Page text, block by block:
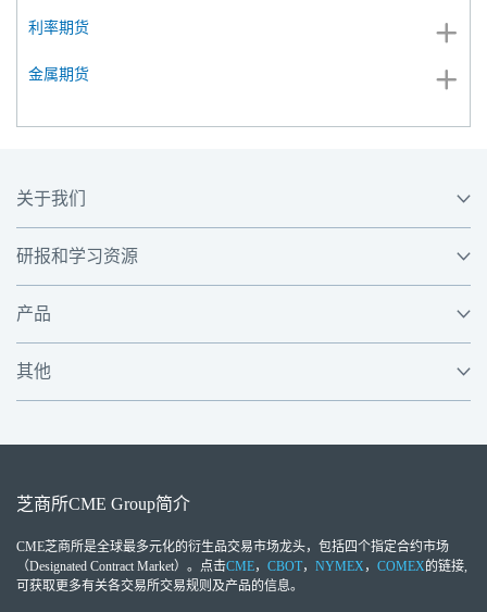
利率期货
金属期货
关于我们
研报和学习资源
产品
其他
芝商所CME Group简介
CME芝商所是全球最多元化的衍生品交易市场龙头，包括四个指定合约市场
（Designated Contract Market）。点击CME， CBOT， NYMEX， COMEX的链接,
可获取更多有关各交易所交易规则及产品的信息。